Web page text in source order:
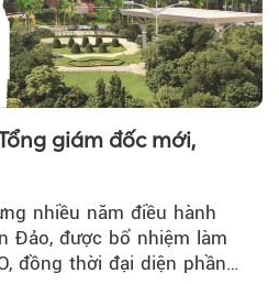
giám đốc mới,
nhiều năm điều hành
Đảo, được bổ nhiệm làm
đồng thời đại diện phần